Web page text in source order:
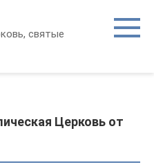
святые
Церковь от